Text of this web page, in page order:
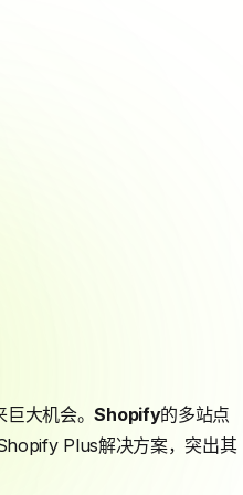
巨大机会。Shopify的多站点
Plus解决方案，突出其